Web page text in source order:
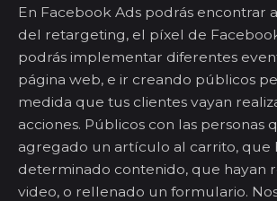
En Facebook Ads podrás encontrar
del retargeting, el píxel de
podrás implementar diferentes
página web, e ir creando públicos
medida que tus clientes vayan
acciones. Públicos con las personas
agregado un artículo al carrito, que
determinado contenido, que hayan
video, o rellenado un formulario.